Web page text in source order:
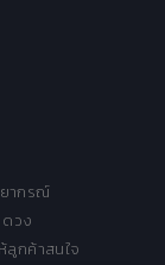
ากรณ์
ดวง
ลูกค้าสนใจ